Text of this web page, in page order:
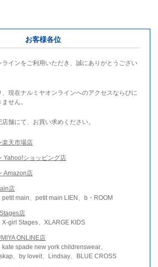
お客様各位
ラインをご利用いただき、誠にありがとうござい
現在ナルミヤオンラインへのアクセスならびに
せん。
舗にて、お買い求めください。
楽天市場店
Yahoo!ショッピング店
Amazon店
店
main、petit main LIEN、b・ROOM
店
X-girl Stages、XLARGE KIDS
ONLINE店
spade new york childrenswear、
、by loveit、Lindsay、BLUE CROSS